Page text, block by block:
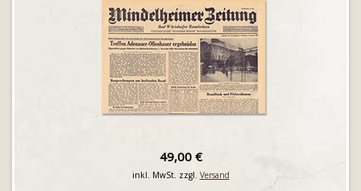
49,00 €
inkl. MwSt. zzgl. Versand